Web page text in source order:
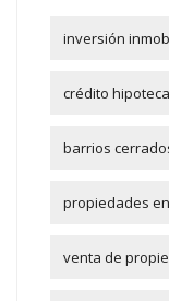
inversión
crédito
barrios
propiedades
venta de